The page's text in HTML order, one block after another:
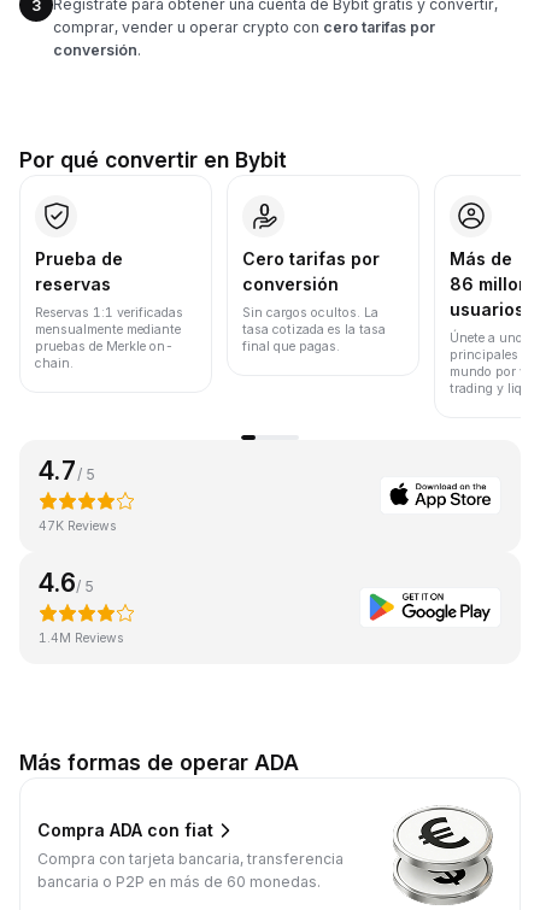
3
Regístrate para obtener una cuenta de Bybit gratis y convertir,
comprar, vender u operar crypto con cero tarifas por
conversión.
Por qué convertir en Bybit
Prueba de
reservas
Reservas 1:1 verificadas
mensualmente mediante
pruebas de Merkle on-
chain.
Cero tarifas por
conversión
Sin cargos ocultos. La
tasa cotizada es la tasa
final que pagas.
Más de
86
usuarios
Únete a uno
principales
mundo por
trading y
4.7 / 5
47K Reviews
4.6/ 5
1.4M Reviews
Más formas de operar ADA
Compra ADA con fiat
Compra con tarjeta bancaria, transferencia
bancaria o P2P en más de 60 monedas.